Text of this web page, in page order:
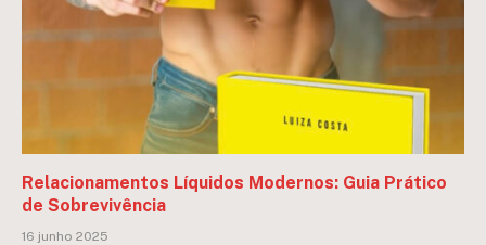
Relacionamentos Líquidos Modernos: Guia Prático
de Sobrevivência
16 junho 2025